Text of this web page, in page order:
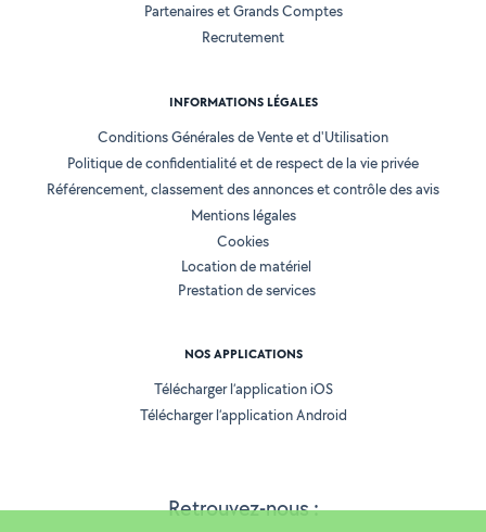
Retrouvez-nous :
Partenaires et Grands Comptes
Recrutement
INFORMATIONS LÉGALES
Conditions Générales de Vente et d'Utilisation
Politique de confidentialité et de respect de la vie privée
Référencement, classement des annonces et contrôle des avis
Mentions légales
Cookies
Location de matériel
Prestation de services
NOS APPLICATIONS
Télécharger l’application iOS
Télécharger l’application Android